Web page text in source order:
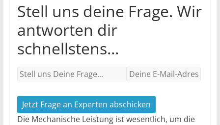
Stell uns deine Frage. Wir
antworten dir
schnellstens...
Jetzt Frage an Experten abschicken
Die Mechanische Leistung ist wesentlich, um die